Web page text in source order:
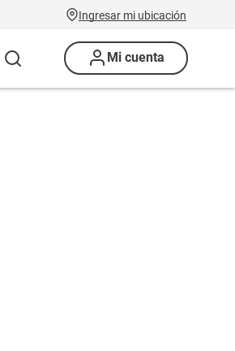
Ingresar mi ubicación
Mi cuenta